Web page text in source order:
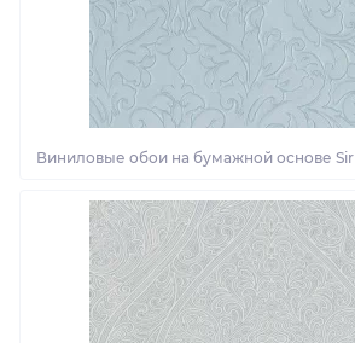
Виниловые обои на бумажной основе